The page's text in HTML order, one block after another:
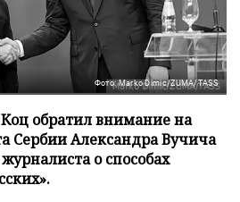
Фото: Marko Dimic/ZUMA/TASS
обратил внимание на
Сербии Александра Вучича
о способах